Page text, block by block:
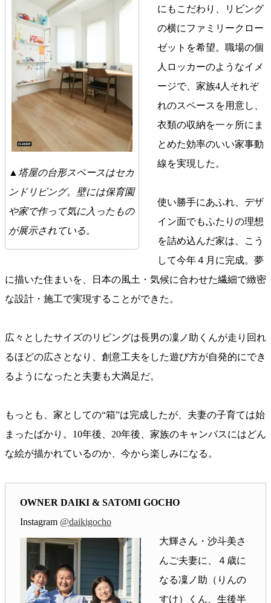
▲塔屋の台形スペースはセカ
ンドリビング。壁には保育園
や家で作って気に入ったもの
が展示されている。
にもこだわり、リビング
の横にファミリークロー
ゼットを希望。職場の個
人ロッカーのようなイメ
ージで、家族4人それぞ
れのスペースを用意し、
衣類の収納を一ヶ所にま
とめた効率のいい家事動
線を実現した。
使い勝手にあふれ、デザ
イン面でもふたりの理想
を詰め込んだ家は、こう
して今年４月に完成。夢
に描いた住まいを、日本の風土・気候に合わせた繊細で緻密
な設計・施工で実現することができた。
広々としたサイズのリビングは長男の凜ノ助くんが走り回れ
るほどの広さとなり、創意工夫をした遊び方が自発的にでき
るようになったと夫妻も大満足だ。
もっとも、家としての“箱”は完成したが、夫妻の子育ては始
まったばかり。10年後、20年後、家族のキャンバスにはどん
な絵が描かれているのか、今から楽しみになる。
OWNER DAIKI & SATOMI GOCHO
Instagram @daikigocho
大輝さん・沙斗美さ
んご夫妻に、４歳に
なる凜ノ助（りんの
すけ）くん、生後半